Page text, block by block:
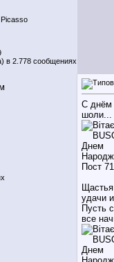
в 2.778 сообщениях
С днём
шоли...
удачи
Пусть
все